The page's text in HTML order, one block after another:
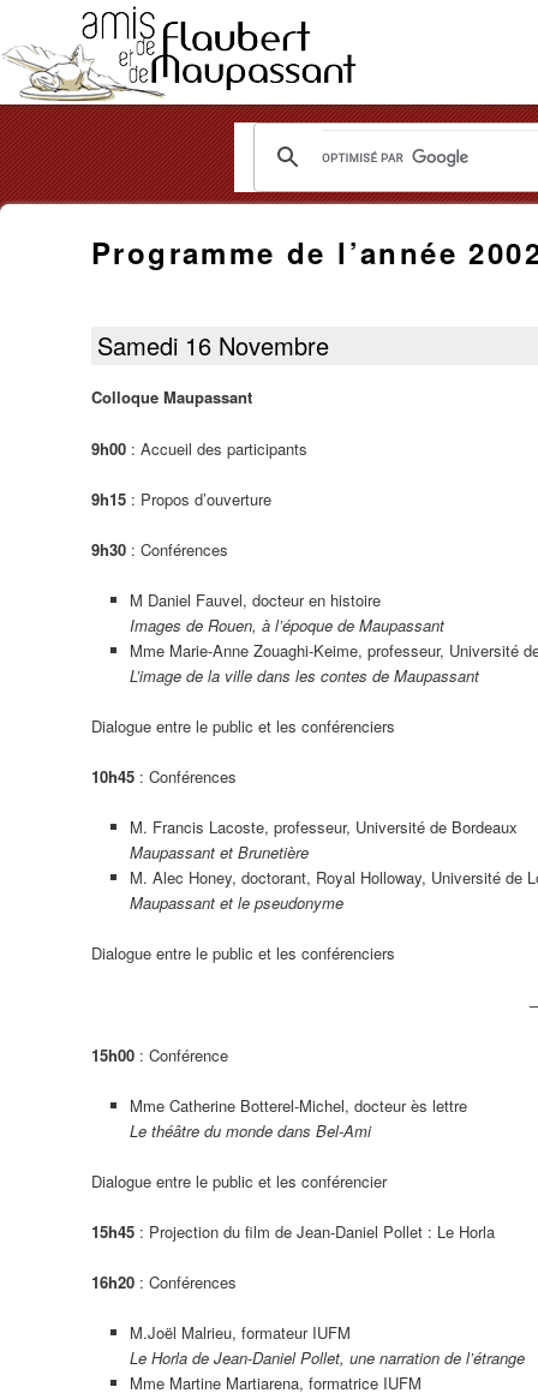
Les
Flaubert
Maupassant
Programme de l’année
Samedi 16 Novembre
Colloque Maupassant
9h00 : Accueil des participants
9h15 : Propos d’ouverture
9h30 : Conférences
M Daniel Fauvel, docteur en histoire
Images de Rouen, à l’époque de Maupassant
Mme Marie-Anne Zouaghi-Keime, professeur, Université
L’image de la ville dans les contes de Maupassant
Dialogue entre le public et les conférenciers
10h45 : Conférences
M. Francis Lacoste, professeur, Université de Bordeaux
Maupassant et Brunetière
M. Alec Honey, doctorant, Royal Holloway, Université de
Maupassant et le pseudonyme
Dialogue entre le public et les conférenciers
15h00 : Conférence
Mme Catherine Botterel-Michel, docteur ès lettre
Le théâtre du monde dans Bel-Ami
Dialogue entre le public et les conférencier
15h45 : Projection du film de Jean-Daniel Pollet : Le Horla
16h20 : Conférences
M.Joël Malrieu, formateur IUFM
Le Horla de Jean-Daniel Pollet, une narration de l’étrange
Mme Martine Martiarena, formatrice IUFM